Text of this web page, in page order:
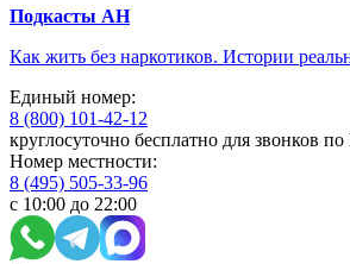
Подкасты АН
Как жить без наркотиков. Истории
Единый номер:
8 (800) 101-42-12
круглосуточно бесплатно для звонков
Номер местности:
8 (495) 505-33-96
с 10:00 до 22:00